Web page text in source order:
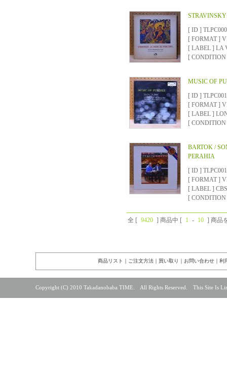
[ ID ]
[ FORMAT ]
[ LABEL ] LA
[
MUSIC OF
[ ID ]
[ FORMAT ]
[ LABEL ]
[
BARTOK /
PERAHIA
[ ID ]
[ FORMAT ]
[ LABEL ]
[
全 [ 9420 ] 商品中 [ 1 - 10 ] 商品
商品リスト ｜ ご注文方法｜ 買い取り ｜ お問い合わせ｜ 利
Copyright (C) 2010 Takadanobaba TIME. All Rights Reserved. This Site Is